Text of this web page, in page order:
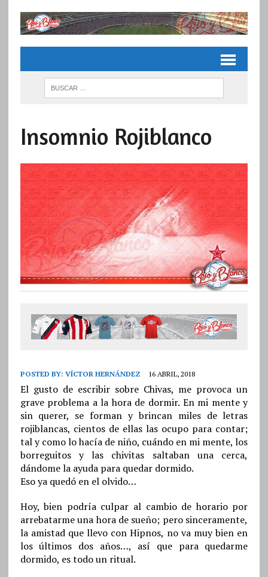
Insomnio Rojiblanco
POSTED BY: VÍCTOR HERNÁNDEZ 16 ABRIL, 2018
El gusto de escribir sobre Chivas, me provoca un
grave problema a la hora de dormir. En mi mente y
sin querer, se forman y brincan miles de letras
rojiblancas, cientos de ellas las ocupo para contar;
tal y como lo hacía de niño, cuándo en mi mente, los
borreguitos y las chivitas saltaban una cerca,
dándome la ayuda para quedar dormido.
Eso ya quedó en el olvido…
Hoy, bien podría culpar al cambio de horario por
arrebatarme una hora de sueño; pero sinceramente,
la amistad que llevo con Hipnos, no va muy bien en
los últimos dos años…, así que para quedarme
dormido, es todo un ritual.